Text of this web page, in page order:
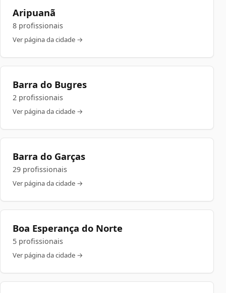
Aripuanã
8 profissionais
Ver página da cidade →
Barra do Bugres
2 profissionais
Ver página da cidade →
Barra do Garças
29 profissionais
Ver página da cidade →
Boa Esperança do Norte
5 profissionais
Ver página da cidade →